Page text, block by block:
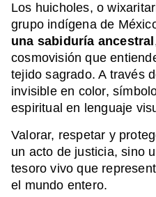
Los huicholes, o
grupo indígena de
una sabiduría ancestral
cosmovisión que
tejido sagrado. A través
invisible en color,
espiritual en lenguaje
Valorar, respetar y
un acto de justicia, sino
tesoro vivo que
el mundo entero.